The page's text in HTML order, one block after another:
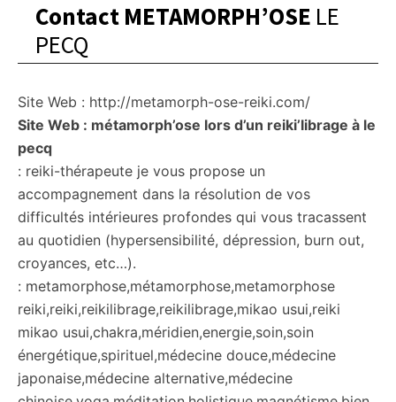
Contact METAMORPH’OSE LE
PECQ
Site Web : http://metamorph-ose-reiki.com/
Site Web : métamorph’ose lors d’un reiki’librage à le
pecq
: reiki-thérapeute je vous propose un
accompagnement dans la résolution de vos
difficultés intérieures profondes qui vous tracassent
au quotidien (hypersensibilité, dépression, burn out,
croyances, etc…).
: metamorphose,métamorphose,metamorphose
reiki,reiki,reikilibrage,reikilibrage,mikao usui,reiki
mikao usui,chakra,méridien,energie,soin,soin
énergétique,spirituel,médecine douce,médecine
japonaise,médecine alternative,médecine